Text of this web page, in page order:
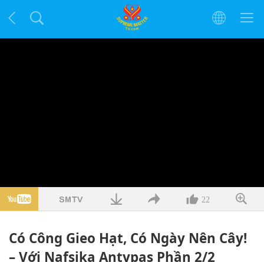
22
Có Công Gieo Hạt, Có Ngày Nên Cây!
– Với Nafsika Antypas Phần 2/2